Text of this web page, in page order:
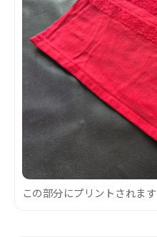
この部分にプリントされます